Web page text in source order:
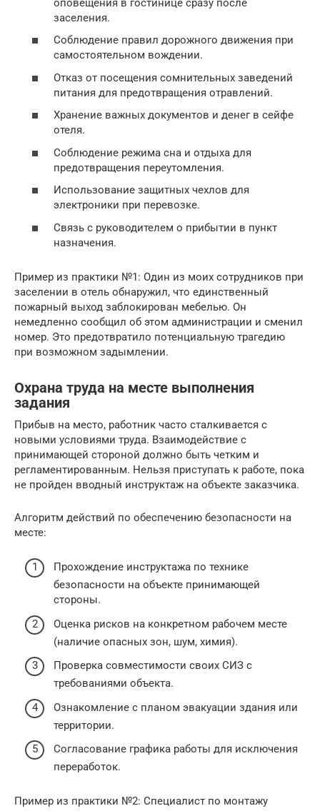
оповещения в гостинице сразу после
заселения.
Соблюдение правил дорожного движения при
самостоятельном вождении.
Отказ от посещения сомнительных заведений
питания для предотвращения отравлений.
Хранение важных документов и денег в сейфе
отеля.
Соблюдение режима сна и отдыха для
предотвращения переутомления.
Использование защитных чехлов для
электроники при перевозке.
Связь с руководителем о прибытии в пункт
назначения.
Пример из практики №1: Один из моих сотрудников при
заселении в отель обнаружил, что единственный
пожарный выход заблокирован мебелью. Он
немедленно сообщил об этом администрации и сменил
номер. Это предотвратило потенциальную трагедию
при возможном задымлении.
Охрана труда на месте выполнения
задания
Прибыв на место, работник часто сталкивается с
новыми условиями труда. Взаимодействие с
принимающей стороной должно быть четким и
регламентированным. Нельзя приступать к работе, пока
не пройден вводный инструктаж на объекте заказчика.
Алгоритм действий по обеспечению безопасности на
месте:
Прохождение инструктажа по технике
безопасности на объекте принимающей
стороны.
Оценка рисков на конкретном рабочем месте
(наличие опасных зон, шум, химия).
Проверка совместимости своих СИЗ с
требованиями объекта.
Ознакомление с планом эвакуации здания или
территории.
Согласование графика работы для исключения
переработок.
Пример из практики №2: Специалист по монтажу